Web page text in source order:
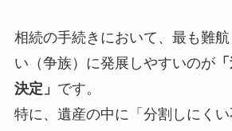
相続の手続きにおいて、最も難
い（争族）に発展しやすいのが
決定」 です。
特に、遺産の中に「分割しにくい